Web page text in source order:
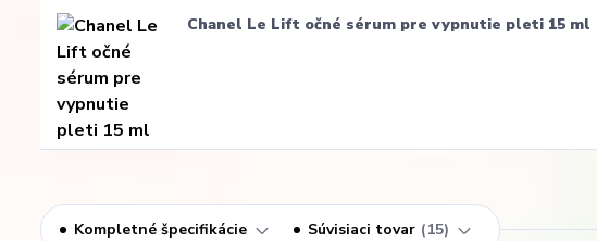
Chanel Le Lift očné sérum pre vypnutie pleti 15 ml
Kompletné špecifikácie Súvisiaci tovar 15